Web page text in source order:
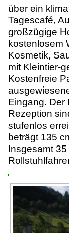
über ein
Tagescafé,
großzügige
kostenlosem
Kosmetik,
mit Kleintier-
Kostenfreie
Eingang. Der
Rezeption
stufenlos
beträgt 135
Insgesamt